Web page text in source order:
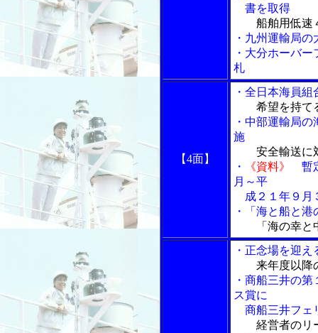
書を取得
船舶用低速
・九州運輸局
・大分ホーバ
札
【4面】
・全日本海員
希望を持て
・中部運輸局
施
安全輸送に
・
《資料》
暫
月～平
成２１年９月
・「海と船と
「海の幸
・正念場を迎
来年度以降
・商船三井の
ス賞に
商船三井フェ
経営者のリ